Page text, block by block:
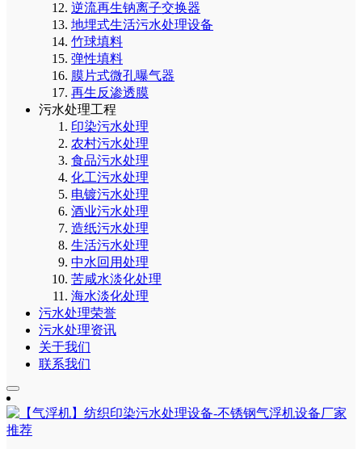
逆流再生钠离子交换器
地埋式生活污水处理设备
竹球填料
弹性填料
膜片式微孔曝气器
再生反渗透膜
污水处理工程
印染污水处理
农村污水处理
食品污水处理
化工污水处理
电镀污水处理
酒业污水处理
造纸污水处理
生活污水处理
中水回用处理
苦咸水淡化处理
海水淡化处理
污水处理荣誉
污水处理资讯
关于我们
联系我们
推荐